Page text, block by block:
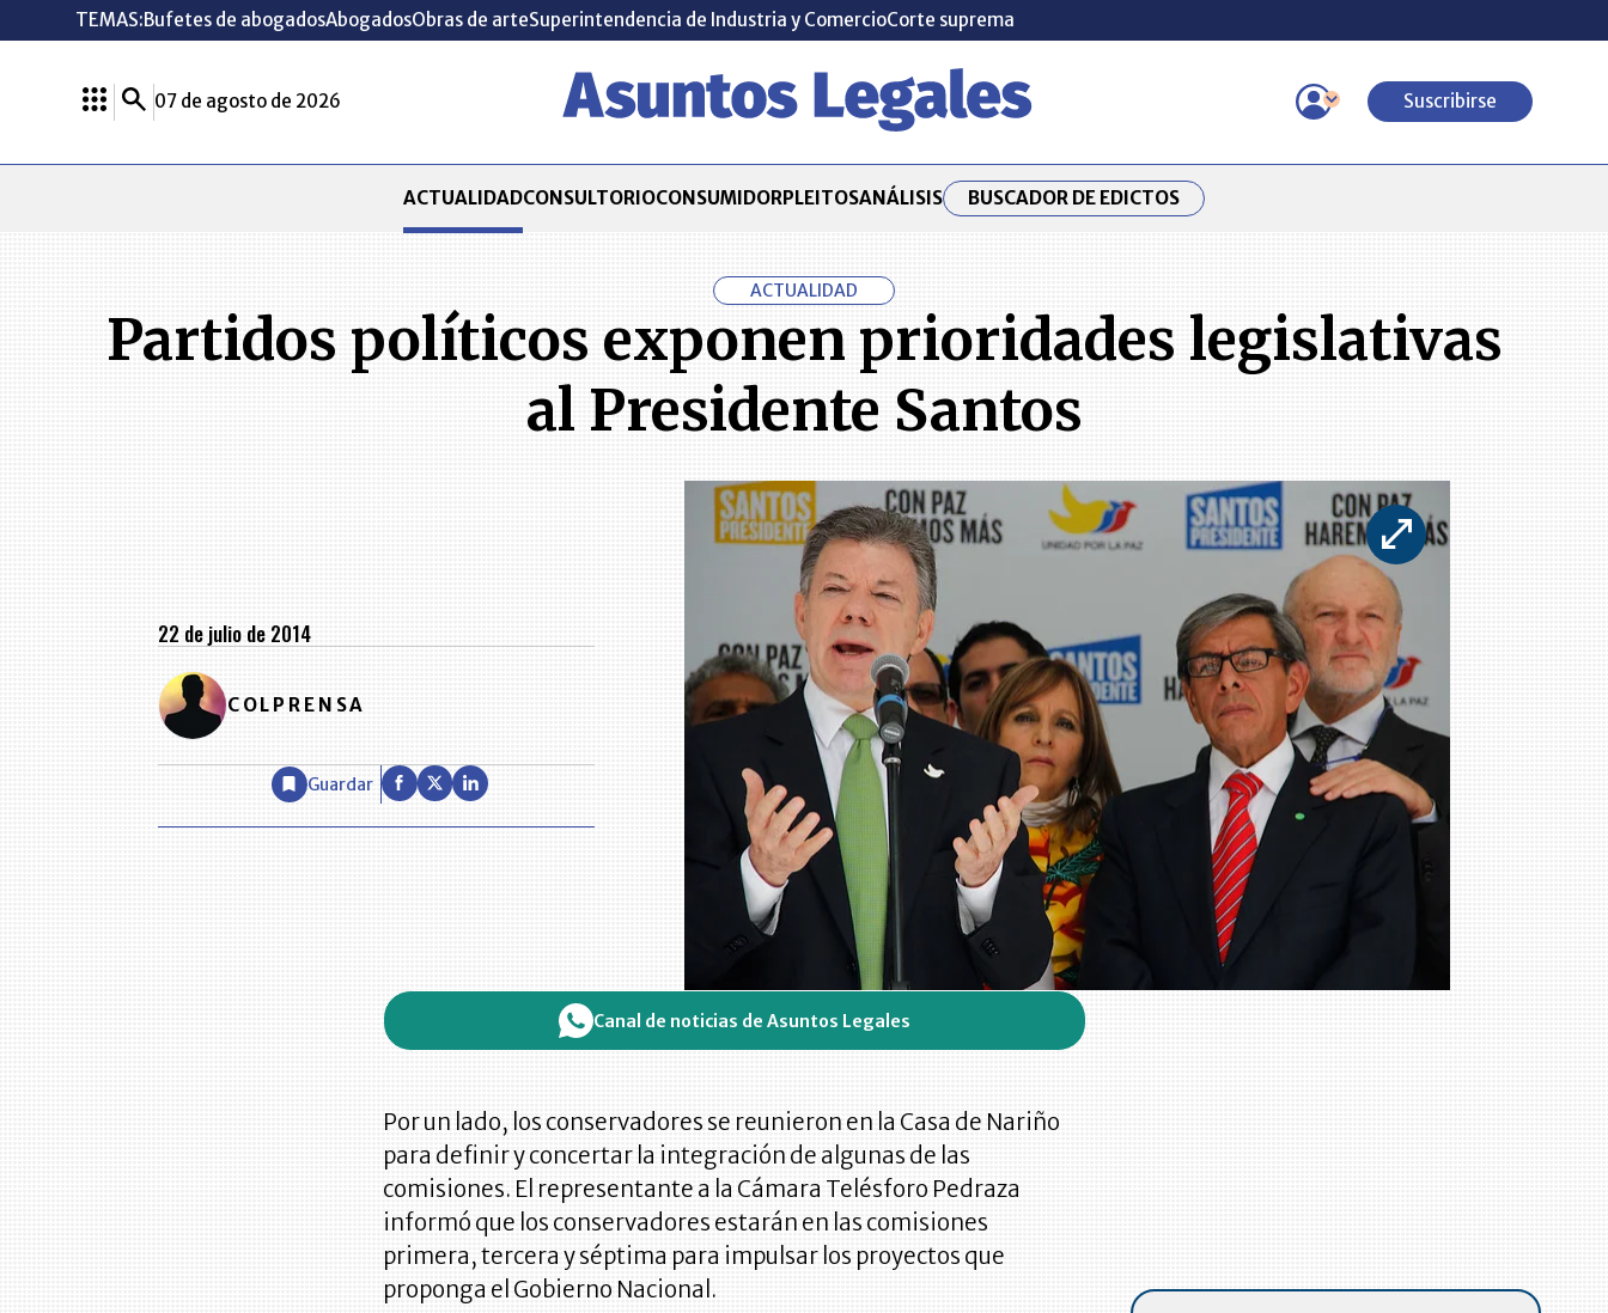
TEMAS:Bufetes de abogadosAbogadosObras de arteSuperintendencia de Industria y ComercioCorte suprema
07 de agosto de 2026 Suscribirse
ACTUALIDADCONSULTORIOCONSUMIDORPLEITOSANÁLISIS BUSCADOR DE EDICTOS
ACTUALIDAD
Partidos políticos exponen prioridades legislativas
al Presidente Santos
22 de julio de 2014
COLPRENSA
Guardar
Canal de noticias de Asuntos Legales
Por un lado, los conservadores se reunieron en la Casa de Nariño
para definir y concertar la integración de algunas de las
comisiones. El representante a la Cámara Telésforo Pedraza
informó que los conservadores estarán en las comisiones
primera, tercera y séptima para impulsar los proyectos que
proponga el Gobierno Nacional.